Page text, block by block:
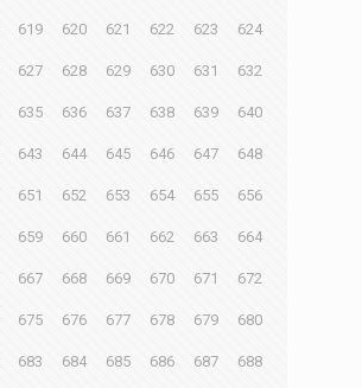
619 620 621 622 623 624
627 628 629 630 631 632
635 636 637 638 639 640
643 644 645 646 647 648
651 652 653 654 655 656
659 660 661 662 663 664
667 668 669 670 671 672
675 676 677 678 679 680
683 684 685 686 687 688